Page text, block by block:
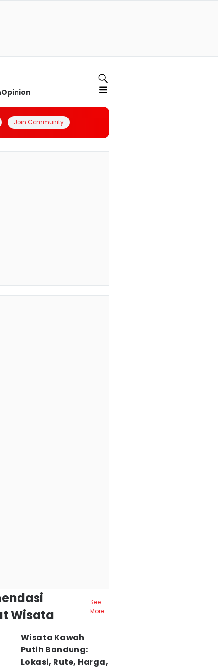
Opinion
Join Community
Wisata
See
More
Wisata Kawah
Putih Bandung:
Lokasi, Rute, Harga,